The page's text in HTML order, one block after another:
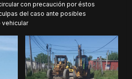
con precaución por éstos
del caso ante posibles
vehicular